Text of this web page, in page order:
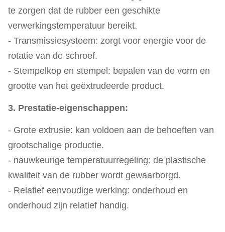
te zorgen dat de rubber een geschikte
verwerkingstemperatuur bereikt.
- Transmissiesysteem: zorgt voor energie voor de
rotatie van de schroef.
- Stempelkop en stempel: bepalen van de vorm en
grootte van het geëxtrudeerde product.
3. Prestatie-eigenschappen:
- Grote extrusie: kan voldoen aan de behoeften van
grootschalige productie.
- nauwkeurige temperatuurregeling: de plastische
kwaliteit van de rubber wordt gewaarborgd.
- Relatief eenvoudige werking: onderhoud en
onderhoud zijn relatief handig.